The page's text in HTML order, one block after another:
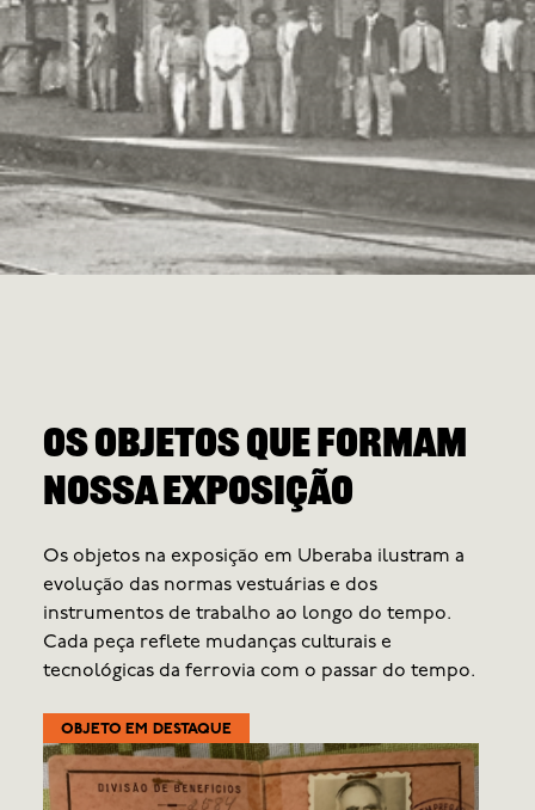
Os objetos que formam
nossa exposição
Os objetos na exposição em Uberaba ilustram a
evolução das normas vestuárias e dos
instrumentos de trabalho ao longo do tempo.
Cada peça reflete mudanças culturais e
tecnológicas da ferrovia com o passar do tempo.
OBJETO EM DESTAQUE